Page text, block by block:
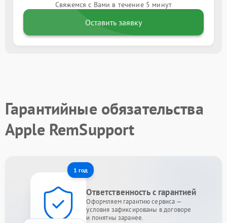
Свяжемся с Вами в течение 5 минут
Оставить заявку
Гарантийные обязательства
Apple RemSupport
1 год
Ответственность с гарантией
Оформляем гарантию сервиса —
условия зафиксированы в договоре
и понятны заранее.